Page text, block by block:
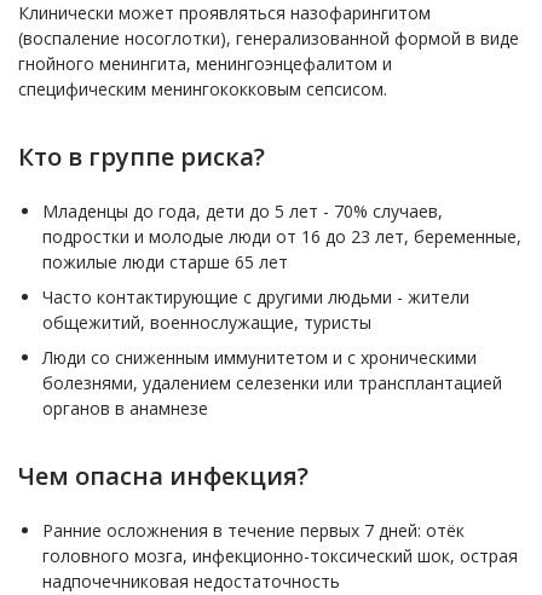
Клинически может проявляться назофарингитом
(воспаление носоглотки), генерализованной формой в виде
гнойного менингита, менингоэнцефалитом и
специфическим менингококковым сепсисом.
Кто в группе риска?
Младенцы до года, дети до 5 лет - 70% случаев,
подростки и молодые люди от 16 до 23 лет, беременные,
пожилые люди старше 65 лет
Часто контактирующие с другими людьми - жители
общежитий, военнослужащие, туристы
Люди со сниженным иммунитетом и с хроническими
болезнями, удалением селезенки или трансплантацией
органов в анамнезе
Чем опасна инфекция?
Ранние осложнения в течение первых 7 дней: отёк
головного мозга, инфекционно-токсический шок, острая
надпочечниковая недостаточность